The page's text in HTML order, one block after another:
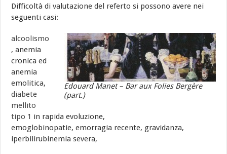
Difficoltà di valutazione del referto si possono avere nei
seguenti casi:
Edouard Manet – Bar aux Folies Bergère
(part.)
alcoolismo
, anemia
cronica ed
anemia
emolitica,
diabete
mellito
tipo 1 in rapida evoluzione,
emoglobinopatie, emorragia recente, gravidanza,
iperbilirubinemia severa,